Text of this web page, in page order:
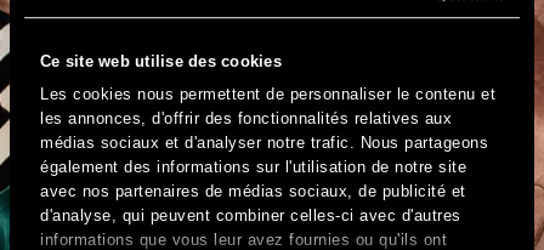
Ce site web utilise des cookies
Les cookies nous permettent de personnaliser le contenu et
les annonces, d'offrir des fonctionnalités relatives aux
médias sociaux et d'analyser notre trafic. Nous partageons
également des informations sur l'utilisation de notre site
avec nos partenaires de médias sociaux, de publicité et
d'analyse, qui peuvent combiner celles-ci avec d'autres
informations que vous leur avez fournies ou qu'ils ont